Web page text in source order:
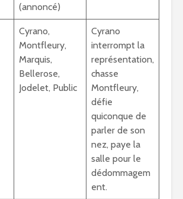
(annoncé)
Cyrano,
Montfleury,
Marquis,
Bellerose,
Jodelet, Public
Cyrano
interrompt la
représentation,
chasse
Montfleury,
défie
quiconque de
parler de son
nez, paye la
salle pour le
dédommagem
ent.